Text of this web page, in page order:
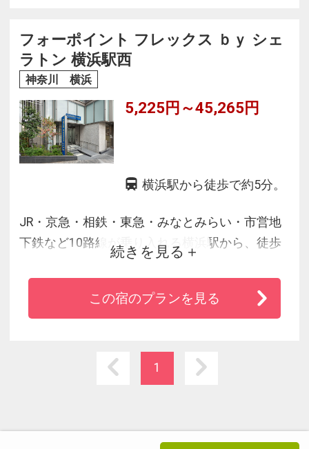
ラブ ラウンジ」からの美しい夜景もお楽しみく
ださい
フォーポイント フレックス ｂｙ シェ
ラトン 横浜駅西
神奈川 横浜
5,225円～45,265円
横浜駅から徒歩で約5分。
JR・京急・相鉄・東急・みなとみらい・市営地
下鉄など10路線が乗り入れる横浜駅から、徒歩
５分の好立地にマリオットグループ日本初上陸
ブランド誕生。
「軽やかに、あたらしい旅へ。」シンプルで心
続きを見る
この宿のプランを見る
1